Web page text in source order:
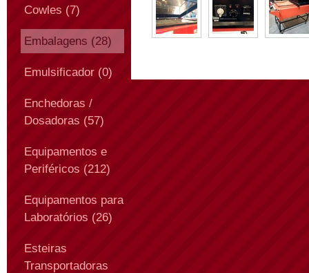
Cowles (7)
Embalagens (28)
Emulsificador (0)
Enchedoras /
Dosadoras (57)
Equipamentos e
Periféricos (212)
Equipamentos para
Laboratórios (26)
Esteiras
Transportadoras